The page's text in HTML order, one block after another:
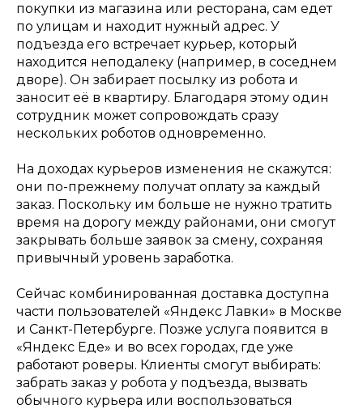
покупки из магазина или ресторана, сам едет
по улицам и находит нужный адрес. У
подъезда его встречает курьер, который
находится неподалеку (например, в соседнем
дворе). Он забирает посылку из робота и
заносит её в квартиру. Благодаря этому один
сотрудник может сопровождать сразу
нескольких роботов одновременно.
На доходах курьеров изменения не скажутся:
они по-прежнему получат оплату за каждый
заказ. Поскольку им больше не нужно тратить
время на дорогу между районами, они смогут
закрывать больше заявок за смену, сохраняя
привычный уровень заработка.
Сейчас комбинированная доставка доступна
части пользователей «Яндекс Лавки» в Москве
и Санкт-Петербурге. Позже услуга появится в
«Яндекс Еде» и во всех городах, где уже
работают роверы. Клиенты смогут выбирать:
забрать заказ у робота у подъезда, вызвать
обычного курьера или воспользоваться